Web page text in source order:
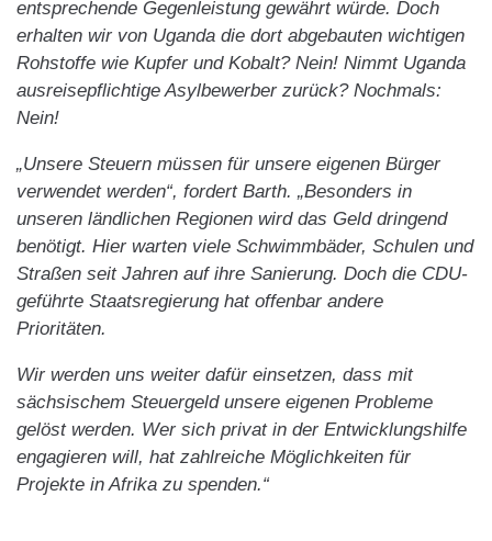
entsprechende Gegenleistung gewährt würde. Doch
erhalten wir von Uganda die dort abgebauten wichtigen
Rohstoffe wie Kupfer und Kobalt? Nein! Nimmt Uganda
ausreisepflichtige Asylbewerber zurück? Nochmals:
Nein!
„Unsere Steuern müssen für unsere eigenen Bürger
verwendet werden“, fordert Barth. „Besonders in
unseren ländlichen Regionen wird das Geld dringend
benötigt. Hier warten viele Schwimmbäder, Schulen und
Straßen seit Jahren auf ihre Sanierung. Doch die CDU-
geführte Staatsregierung hat offenbar andere
Prioritäten.
Wir werden uns weiter dafür einsetzen, dass mit
sächsischem Steuergeld unsere eigenen Probleme
gelöst werden. Wer sich privat in der Entwicklungshilfe
engagieren will, hat zahlreiche Möglichkeiten für
Projekte in Afrika zu spenden.“